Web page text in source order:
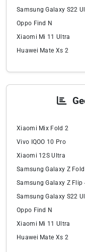
Oppo Find N
Xiaomi Mi 11 Ultra
Huawei Mate Xs 2
Xiaomi Mix Fold 2
Vivo IQOO 10 Pro
Xiaomi 12S Ultra
Samsung Galaxy Z
Samsung Galaxy Z Flip
Oppo Find N
Xiaomi Mi 11 Ultra
Huawei Mate Xs 2